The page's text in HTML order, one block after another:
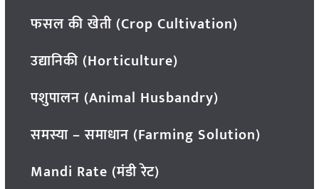
फसल की खेती (Crop Cultivation)
उद्यानिकी (Horticulture)
पशुपालन (Animal Husbandry)
समस्या – समाधान (Farming Solution)
Mandi Rate (मंडी रेट)